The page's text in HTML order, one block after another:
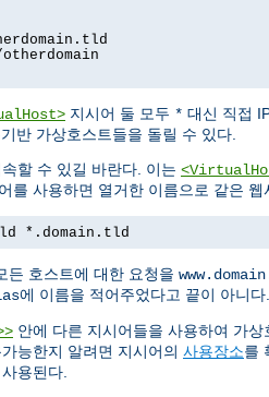
otherdomain
지시어 둘 모두 * 대신 직접
반 가상호스트들을 돌릴 수 있다.
할 수 있길 바란다. 이는
를 사용하면 열거한 이름으로 같은
*.domain.tld
든 호스트에 대한 요청을
에 이름을 적어주었다고 끝이 아니
안에 다른 지시어들을 사용하여 가
능한지 알려면 지시어의 사용장소를
용된다.